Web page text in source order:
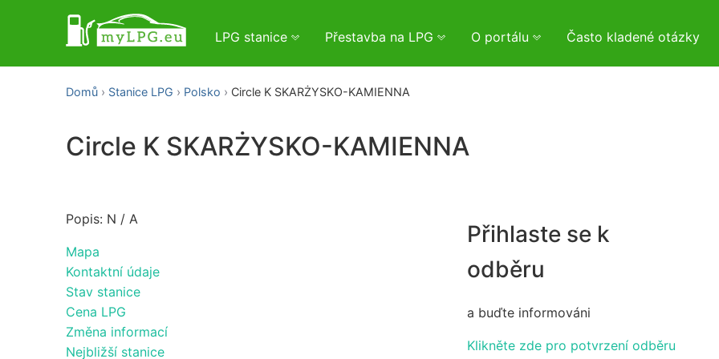
LPG stanice Přestavba na LPG O portálu Často kladené otázky
Domů Stanice LPG Polsko Circle K SKARŻYSKO-KAMIENNA
Circle K SKARŻYSKO-KAMIENNA
Popis: N / A
Mapa
Kontaktní údaje
Stav stanice
Cena LPG
Změna informací
Nejbližší stanice
Přihlaste se k
odběru
a buďte informováni
Klikněte zde pro potvrzení odběru